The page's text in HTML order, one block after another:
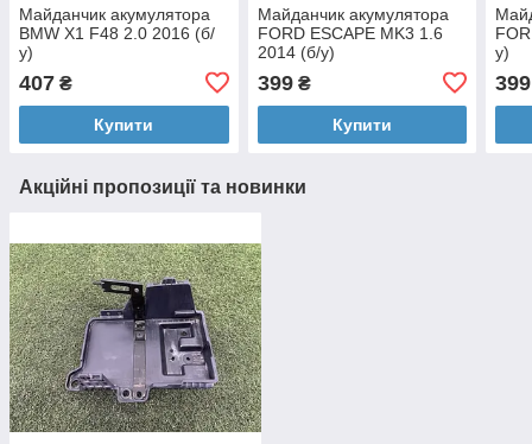
Майданчик акумулятора
BMW X1 F48 2.0 2016 (б/
у)
407 ₴
Купити
Майданчик акумулятора
FORD ESCAPE MK3 1.6
2014 (б/у)
399₴
Купити
у)
399
Акційні пропозиції та новинки